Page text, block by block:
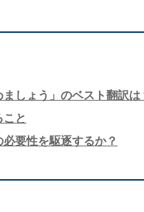
ましょう」のベスト翻訳は
こと
要性を駆逐するか？